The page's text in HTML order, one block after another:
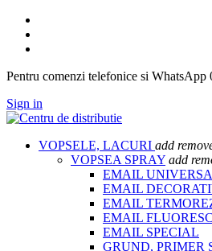
Pentru comenzi telefonice si WhatsApp
Sign in
VOPSELE, LACURI add
VOPSEA SPRAY add
EMAIL
EMAIL
EMAIL
EMAIL
EMAIL SPECIAL
GRUND, PRIMER